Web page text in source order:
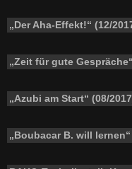
„Der Aha-Effekt!“ (12/
„Zeit für gute
„Azubi am Start“ (08/
„Boubacar B. will lernen“